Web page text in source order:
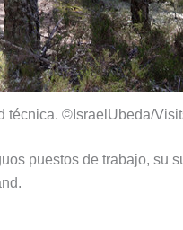
técnica. ©IsraelUbeda/
puestos de trabajo, su